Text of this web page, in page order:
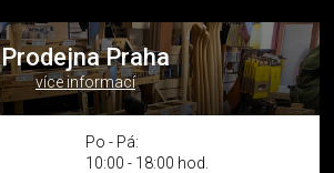
Prodejna Praha
více informací
Po - Pá:
10:00 - 18:00 hod.